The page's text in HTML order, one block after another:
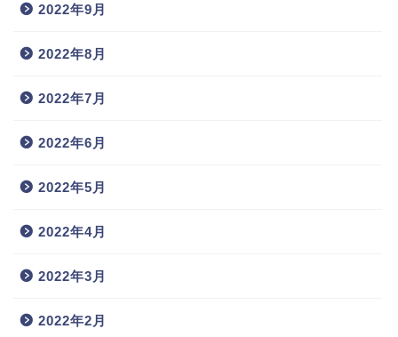
2022年9月
2022年8月
2022年7月
2022年6月
2022年5月
2022年4月
2022年3月
2022年2月